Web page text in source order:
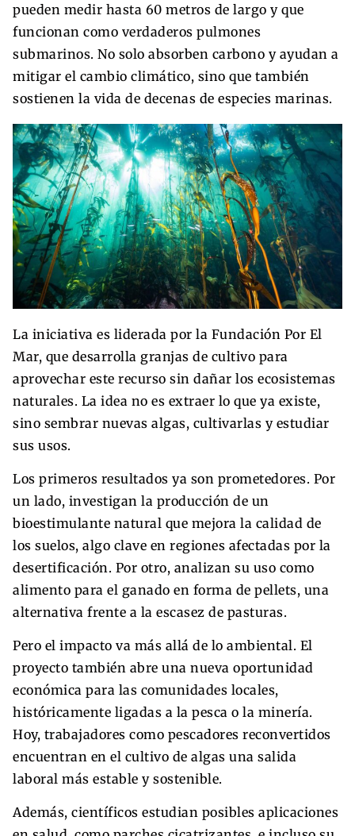
pueden medir hasta 60 metros de largo y que
funcionan como verdaderos pulmones
submarinos. No solo absorben carbono y ayudan a
mitigar el cambio climático, sino que también
sostienen la vida de decenas de especies marinas.
La iniciativa es liderada por la Fundación Por El
Mar, que desarrolla granjas de cultivo para
aprovechar este recurso sin dañar los ecosistemas
naturales. La idea no es extraer lo que ya existe,
sino sembrar nuevas algas, cultivarlas y estudiar
sus usos.
Los primeros resultados ya son prometedores. Por
un lado, investigan la producción de un
bioestimulante natural que mejora la calidad de
los suelos, algo clave en regiones afectadas por la
desertificación. Por otro, analizan su uso como
alimento para el ganado en forma de pellets, una
alternativa frente a la escasez de pasturas.
Pero el impacto va más allá de lo ambiental. El
proyecto también abre una nueva oportunidad
económica para las comunidades locales,
históricamente ligadas a la pesca o la minería.
Hoy, trabajadores como pescadores reconvertidos
encuentran en el cultivo de algas una salida
laboral más estable y sostenible.
Además, científicos estudian posibles aplicaciones